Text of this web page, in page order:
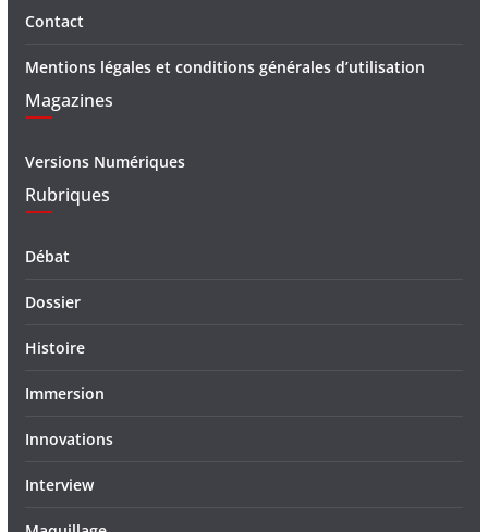
Contact
Mentions légales et conditions générales d’utilisation
Magazines
Versions Numériques
Rubriques
Débat
Dossier
Histoire
Immersion
Innovations
Interview